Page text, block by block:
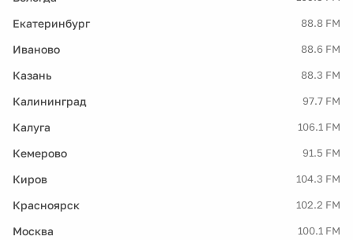
Екатеринбург 88.8 FM
Иваново 88.6 FM
Казань 88.3 FM
Калининград 97.7 FM
Калуга 106.1 FM
Кемерово 91.5 FM
Киров 104.3 FM
Красноярск 102.2 FM
Москва 100.1 FM